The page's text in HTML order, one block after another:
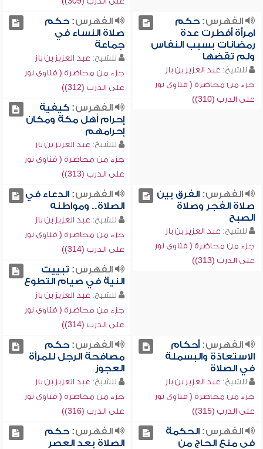
الفهرس:حكم
امرأة أفطرت عدة
رمضانات بسبب النفاس
ولم تقضها
للشيخ: عبد العزيز بن باز
جزء من محاضرة ( فتاوى نور
على الدرب (310))
الفهرس:حكم
صلاة النساء في
جماعة
للشيخ: عبد العزيز بن باز
جزء من محاضرة ( فتاوى نور
على الدرب (312))
الفهرس:كيفية
إحرام أهل مكة ومكان
إحرامهم
للشيخ: عبد العزيز بن باز
جزء من محاضرة ( فتاوى نور
على الدرب (313))
الفهرس:الفرق بين
صلاة الفجر وصلاة
الصبح
للشيخ: عبد العزيز بن باز
جزء من محاضرة ( فتاوى نور
على الدرب (313))
الفهرس:الدعاء في
الصلاة.. ومواطنه
للشيخ: عبد العزيز بن باز
جزء من محاضرة ( فتاوى نور
على الدرب (314))
الفهرس: تبييت
النية في صيام التطوع
للشيخ: عبد العزيز بن باز
جزء من محاضرة ( فتاوى نور
على الدرب (314))
الفهرس:أحكام
الاستعاذة والبسملة
في الصلاة
للشيخ: عبد العزيز بن باز
جزء من محاضرة ( فتاوى نور
على الدرب (315))
الفهرس:حكم
مصافحة الرجل للمرأة
العجوز
للشيخ: عبد العزيز بن باز
جزء من محاضرة ( فتاوى نور
على الدرب (316))
الفهرس:الحكمة
في منع الحاج من
الفهرس:حكم
الصلاة بعد العصر